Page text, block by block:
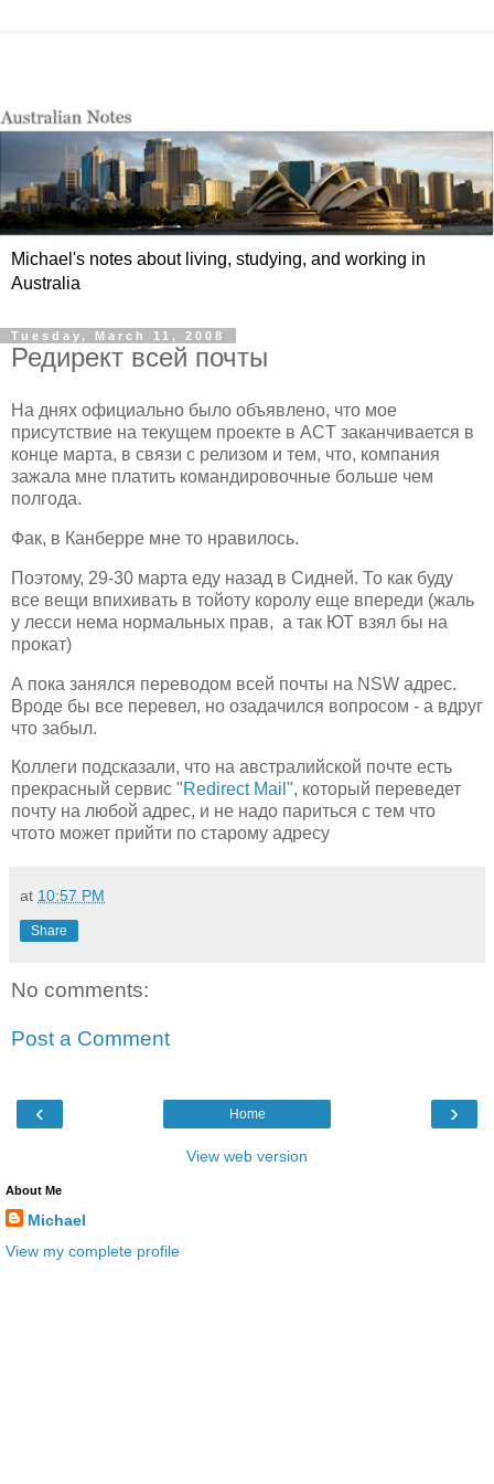
Michael's notes about living, studying, and working in
Australia
Tuesday, March 11, 2008
Редирект всей почты
На днях официально было объявлено, что мое
присутствие на текущем проекте в ACT заканчивается в
конце марта, в связи с релизом и тем, что, компания
зажала мне платить командировочные больше чем
полгода.
Фак, в Канберре мне то нравилось.
Поэтому, 29-30 марта еду назад в Сидней. То как буду
все вещи впихивать в тойоту королу еще впереди (жаль
у лесси нема нормальных прав, а так ЮТ взял бы на
прокат)
А пока занялся переводом всей почты на NSW адрес.
Вроде бы все перевел, но озадачился вопросом - а вдруг
что забыл.
Коллеги подсказали, что на австралийской почте есть
прекрасный сервис "Redirect Mail ", который переведет
почту на любой адрес, и не надо париться с тем что
чтото может прийти по старому адресу
at 10:57 PM
Share
No comments:
Post a Comment
‹ ›
Home
View web version
About Me
Michael
View my complete profile